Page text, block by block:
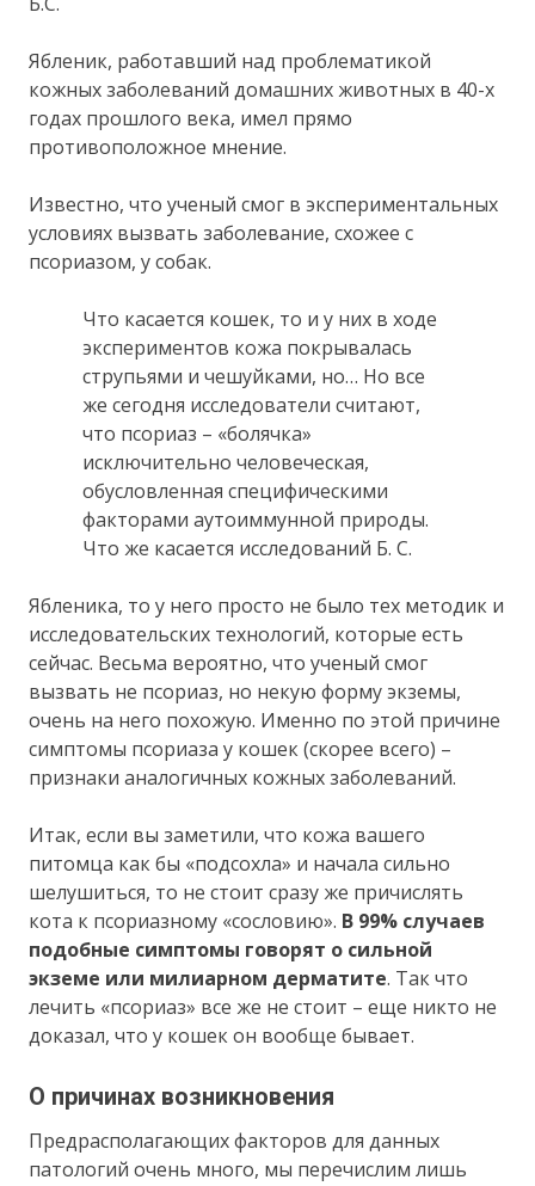
Ябленик, работавший над проблематикой
кожных заболеваний домашних животных в 40-х
годах прошлого века, имел прямо
противоположное мнение.
Известно, что ученый смог в экспериментальных
условиях вызвать заболевание, схожее с
псориазом, у собак.
Что касается кошек, то и у них в ходе
экспериментов кожа покрывалась
струпьями и чешуйками, но… Но все
же сегодня исследователи считают,
что псориаз – «болячка»
исключительно человеческая,
обусловленная специфическими
факторами аутоиммунной природы.
Что же касается исследований Б. С.
Ябленика, то у него просто не было тех методик и
исследовательских технологий, которые есть
сейчас. Весьма вероятно, что ученый смог
вызвать не псориаз, но некую форму экземы,
очень на него похожую. Именно по этой причине
симптомы псориаза у кошек (скорее всего) –
признаки аналогичных кожных заболеваний.
Итак, если вы заметили, что кожа вашего
питомца как бы «подсохла» и начала сильно
шелушиться, то не стоит сразу же причислять
кота к псориазному «сословию». В 99% случаев
подобные симптомы говорят о сильной
экземе или милиарном дерматите. Так что
лечить «псориаз» все же не стоит – еще никто не
доказал, что у кошек он вообще бывает.
О причинах возникновения
Предрасполагающих факторов для данных
патологий очень много, мы перечислим лишь